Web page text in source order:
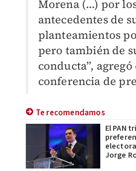
Morena (…) por
antecedentes de
planteamientos
pero también de
conducta”, agregó
conferencia de
Te recomendamos
El PAN
Jorge